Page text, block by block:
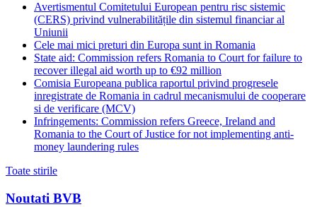
Avertismentul Comitetului European pentru risc sistemic
(CERS) privind vulnerabilitățile din sistemul financiar al
Uniunii
Cele mai mici preturi din Europa sunt in Romania
State aid: Commission refers Romania to Court for failure to
recover illegal aid worth up to €92 million
Comisia Europeana publica raportul privind progresele
inregistrate de Romania in cadrul mecanismului de cooperare
si de verificare (MCV)
Infringements: Commission refers Greece, Ireland and
Romania to the Court of Justice for not implementing anti-
money laundering rules
Toate stirile
Noutati BVB